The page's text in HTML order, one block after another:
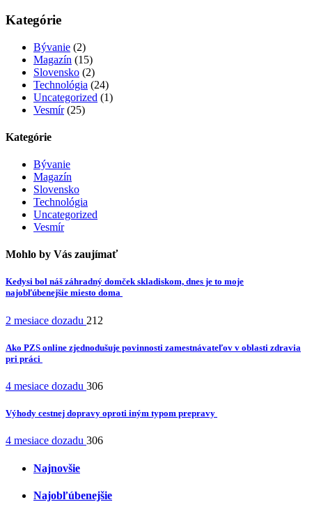
Kategórie
Bývanie (2)
Magazín (15)
Slovensko (2)
Technológia (24)
Uncategorized (1)
Vesmír(25)
Kategórie
Bývanie
Magazín
Slovensko
Technológia
Uncategorized
Vesmír
Mohlo by Vás zaujímať
Kedysi bol náš záhradný domček skladiskom, dnes je to moje
najobľúbenejšie miesto doma
2 mesiace dozadu 212
Ako PZS online zjednodušuje povinnosti zamestnávateľov v oblasti zdravia
pri práci
4 mesiace dozadu 306
Výhody cestnej dopravy oproti iným typom prepravy
4 mesiace dozadu 306
Najnovšie
Najobľúbenejšie